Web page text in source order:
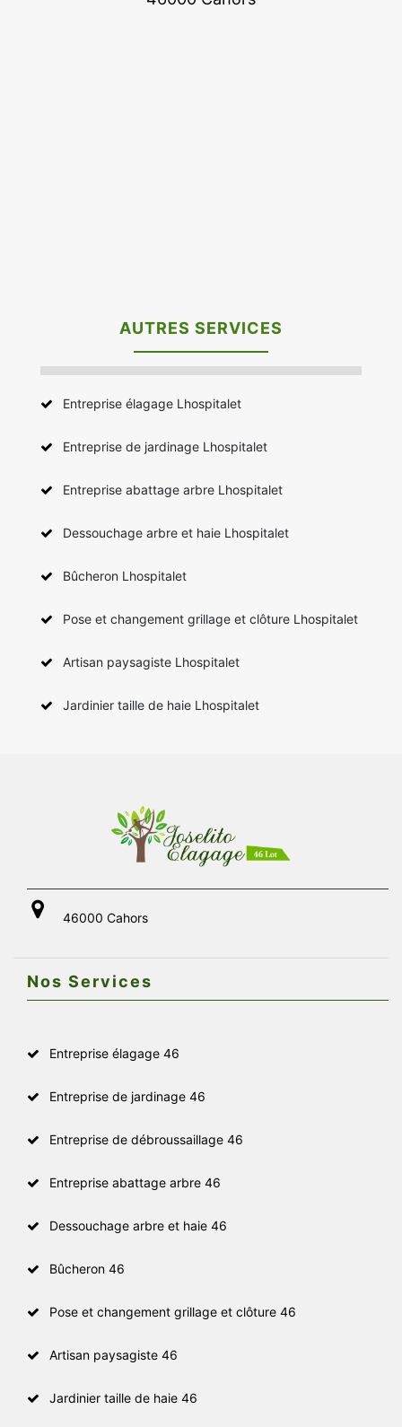
AUTRES SERVICES
Entreprise élagage Lhospitalet
Entreprise de jardinage Lhospitalet
Entreprise abattage arbre Lhospitalet
Dessouchage arbre et haie Lhospitalet
Bûcheron Lhospitalet
Pose et changement grillage et clôture Lhospitalet
Artisan paysagiste Lhospitalet
Jardinier taille de haie Lhospitalet
46000 Cahors
Nos Services
Entreprise élagage 46
Entreprise de jardinage 46
Entreprise de débroussaillage 46
Entreprise abattage arbre 46
Dessouchage arbre et haie 46
Bûcheron 46
Pose et changement grillage et clôture 46
Artisan paysagiste 46
Jardinier taille de haie 46